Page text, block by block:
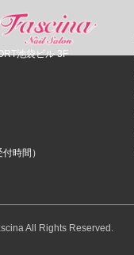
池袋ビル 3F
時間）
All Rights Reserved.